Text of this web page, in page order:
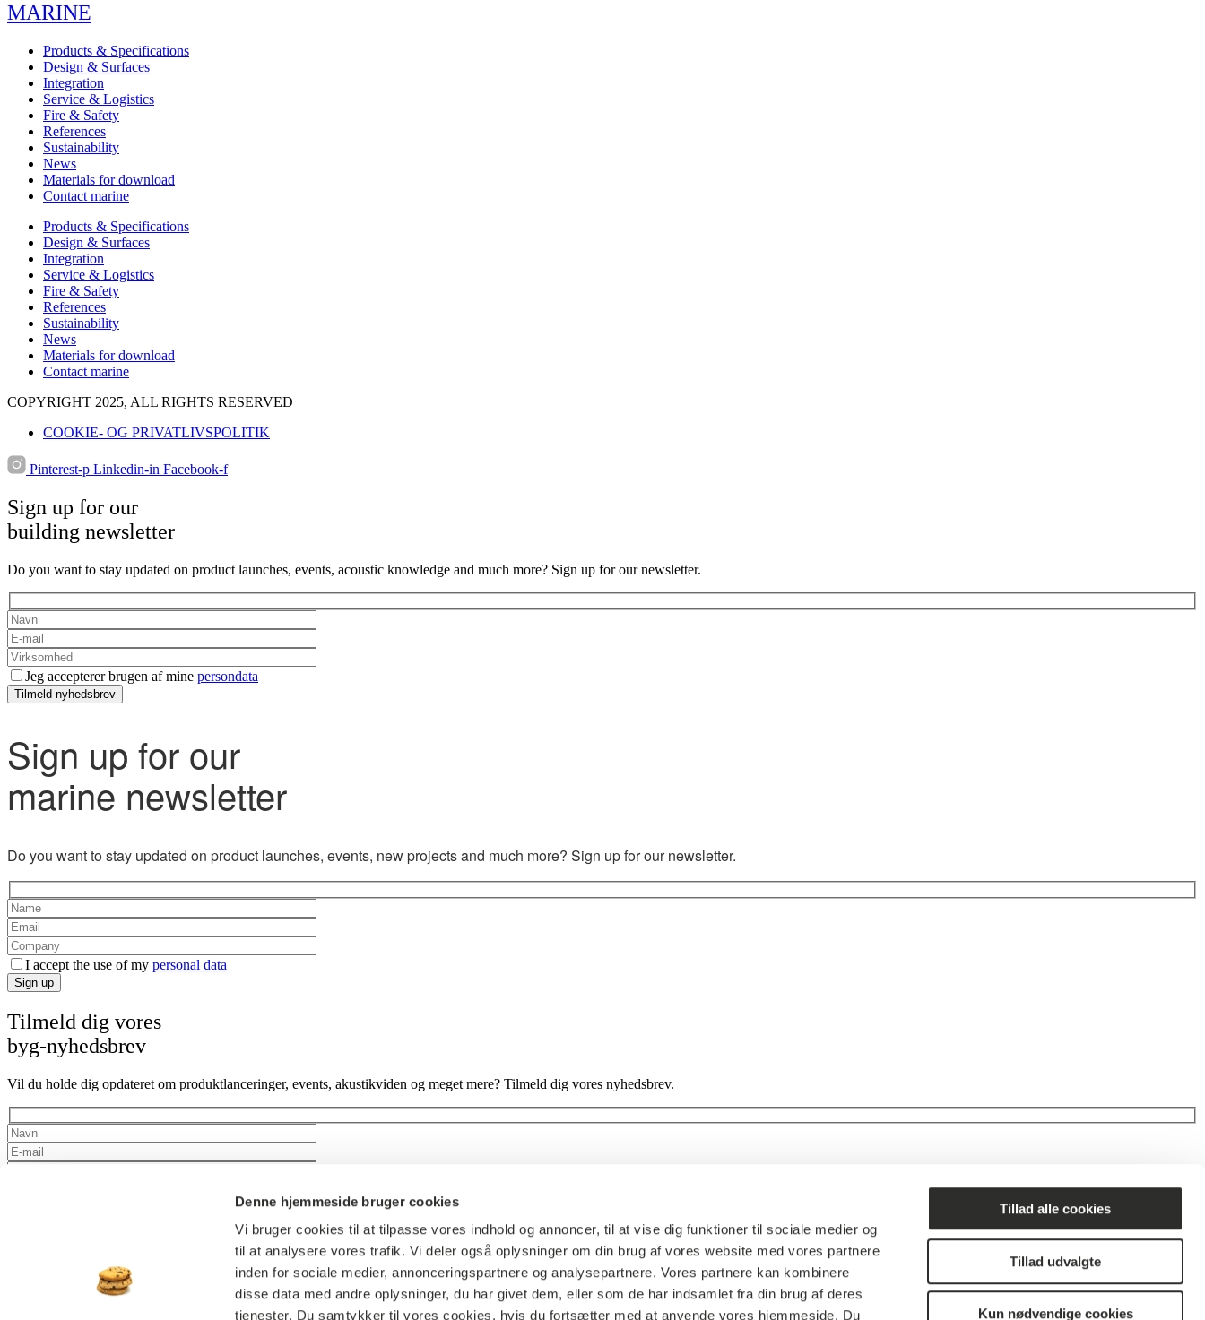
Denne hjemmeside bruger cookies
Vi bruger cookies til at tilpasse vores indhold og annoncer, til at vise dig funktioner til sociale medier og
til at analysere vores trafik. Vi deler også oplysninger om din brug af vores website med vores partnere
inden for sociale medier, annonceringspartnere og analysepartnere. Vores partnere kan kombinere
disse data med andre oplysninger, du har givet dem, eller som de har indsamlet fra din brug af deres
tjenester. Du samtykker til vores cookies, hvis du fortsætter med at anvende vores hjemmeside. Du
Tillad alle cookies
Tillad udvalgte
Kun nødvendige cookies
MARINE
Products & Specifications
Design & Surfaces
Integration
Service & Logistics
Fire & Safety
References
Sustainability
News
Materials for download
Contact marine
Products & Specifications
Design & Surfaces
Integration
Service & Logistics
Fire & Safety
References
Sustainability
News
Materials for download
Contact marine
COPYRIGHT 2025, ALL RIGHTS RESERVED
COOKIE- OG PRIVATLIVSPOLITIK
Pinterest-p Linkedin-in Facebook-f
Sign up for our
building newsletter
Do you want to stay updated on product launches, events, acoustic knowledge and much more? Sign up for our newsletter.
Jeg accepterer brugen af mine persondata
Tilmeld nyhedsbrev
Sign up for our
marine newsletter
Do you want to stay updated on product launches, events, new projects and much more? Sign up for our newsletter.
I accept the use of my personal data
Sign up
Tilmeld dig vores
byg-nyhedsbrev
Vil du holde dig opdateret om produktlanceringer, events, akustikviden og meget mere? Tilmeld dig vores nyhedsbrev.
Tilmeld dig vores nyhedsbrev
Bliv opdateret på en verden af akustiske løsninger